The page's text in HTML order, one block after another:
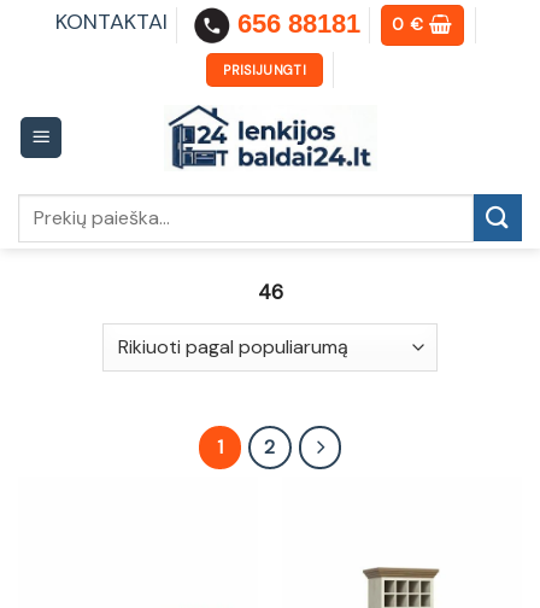
KONTAKTAI 656 88181 0€
PRISIJUNGTI
46
1 2